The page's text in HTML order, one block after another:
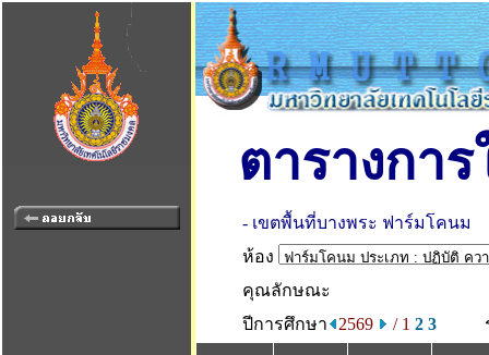
ตารางกา
- เขตพื้นที่บางพระ ฟาร์มโคนม
ห้อง
คุณลักษณะ
ปีการศึกษา
2569 / 1 2 3